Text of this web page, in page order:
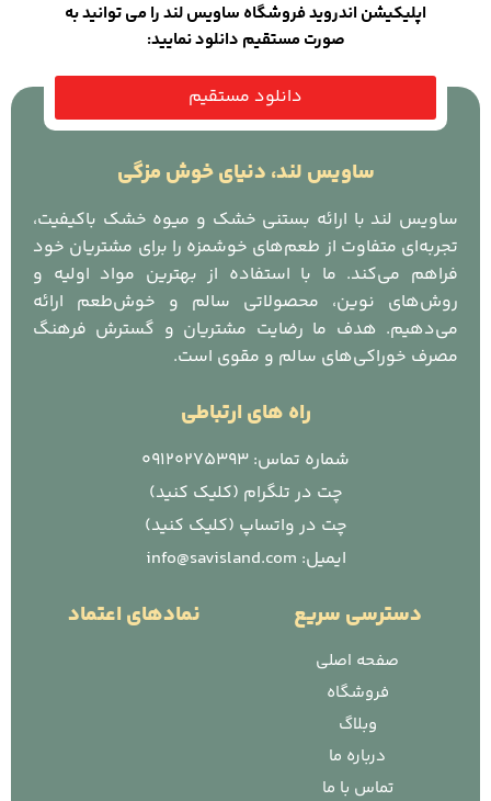
اپلیکیشن اندروید فروشگاه ساویس لند را می توانید به
صورت مستقیم دانلود نمایید:
دانلود مستقیم
ساویس لند، دنیای خوش مزگی
ساویس لند با ارائه بستنی خشک و میوه خشک باکیفیت،
تجربه‌ای متفاوت از طعم‌های خوشمزه را برای مشتریان خود
فراهم می‌کند. ما با استفاده از بهترین مواد اولیه و
روش‌های نوین، محصولاتی سالم و خوش‌طعم ارائه
می‌دهیم. هدف ما رضایت مشتریان و گسترش فرهنگ
مصرف خوراکی‌های سالم و مقوی است.
راه های ارتباطی
شماره تماس: 09120275393
چت در تلگرام (کلیک کنید)
چت در واتساپ (کلیک کنید)
ایمیل: info@savisland.com
دسترسی سریع
صفحه اصلی
فروشگاه
وبلاگ
درباره ما
تماس با ما
نمادهای اعتماد